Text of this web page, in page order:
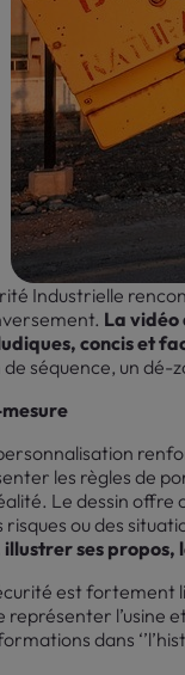
Industrielle
La vidéo
concis et
séquence, un dé-
les règles de
Le dessin offre
ou des
ses
est fortement
l’usine
dans